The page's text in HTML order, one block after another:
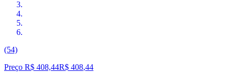
(54)
Preço R$ 408,44R$ 408,44